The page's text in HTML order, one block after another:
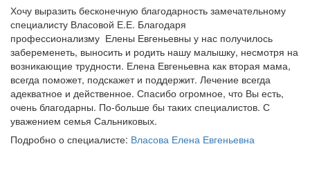
Хочу выразить бесконечную благодарность замечательному
специалисту Власовой Е.Е. Благодаря
профессионализму Елены Евгеньевны у нас получилось
забеременеть, выносить и родить нашу малышку, несмотря на
возникающие трудности. Елена Евгеньевна как вторая мама,
всегда поможет, подскажет и поддержит. Лечение всегда
адекватное и действенное. Спасибо огромное, что Вы есть,
очень благодарны. По-больше бы таких специалистов. С
уважением семья Сальниковых.
Подробно о специалисте: Власова Елена Евгеньевна